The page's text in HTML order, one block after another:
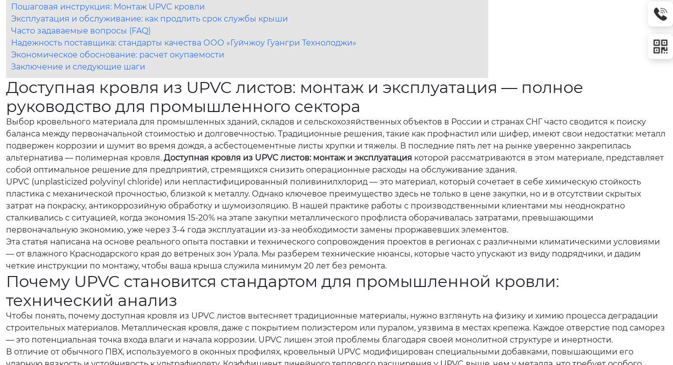
Пошаговая инструкция: Монтаж UPVC кровли
Эксплуатация и обслуживание: как продлить срок службы крыши
Часто задаваемые вопросы (FAQ)
Надежность поставщика: стандарты качества ООО «Гуйчжоу Гуангри Технолоджи»
Экономическое обоснование: расчет окупаемости
Заключение и следующие шаги
Доступная кровля из UPVC листов: монтаж и эксплуатация — полное
руководство для промышленного сектора
Выбор кровельного материала для промышленных зданий, складов и сельскохозяйственных объектов в России и странах СНГ часто сводится к поиску
баланса между первоначальной стоимостью и долговечностью. Традиционные решения, такие как профнастил или шифер, имеют свои недостатки: металл
подвержен коррозии и шумит во время дождя, а асбестоцементные листы хрупки и тяжелы. В последние пять лет на рынке уверенно закрепилась
альтернатива — полимерная кровля. Доступная кровля из UPVC листов: монтаж и эксплуатация которой рассматриваются в этом материале, представляет
собой оптимальное решение для предприятий, стремящихся снизить операционные расходы на обслуживание здания.
UPVC (unplasticized polyvinyl chloride) или непластифицированный поливинилхлорид — это материал, который сочетает в себе химическую стойкость
пластика с механической прочностью, близкой к металлу. Однако ключевое преимущество здесь не только в цене закупки, но и в отсутствии скрытых
затрат на покраску, антикоррозийную обработку и шумоизоляцию. В нашей практике работы с производственными клиентами мы неоднократно
сталкивались с ситуацией, когда экономия 15-20% на этапе закупки металлического профлиста оборачивалась затратами, превышающими
первоначальную экономию, уже через 3-4 года эксплуатации из-за необходимости замены проржавевших элементов.
Эта статья написана на основе реального опыта поставки и технического сопровождения проектов в регионах с различными климатическими условиями
— от влажного Краснодарского края до ветреных зон Урала. Мы разберем технические нюансы, которые часто упускают из виду подрядчики, и дадим
четкие инструкции по монтажу, чтобы ваша крыша служила минимум 20 лет без ремонта.
Почему UPVC становится стандартом для промышленной кровли:
технический анализ
Чтобы понять, почему доступная кровля из UPVC листов вытесняет традиционные материалы, нужно взглянуть на физику и химию процесса деградации
строительных материалов. Металлическая кровля, даже с покрытием полиэстером или пуралом, уязвима в местах крепежа. Каждое отверстие под саморез
— это потенциальная точка входа влаги и начала коррозии. UPVC лишен этой проблемы благодаря своей монолитной структуре и инертности.
В отличие от обычного ПВХ, используемого в оконных профилях, кровельный UPVC модифицирован специальными добавками, повышающими его